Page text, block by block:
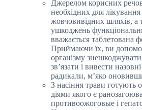
Джерелом корисних
необхідних для лікування
жовчовивідних шляхів, а
ушкоджень
вважається таблетована
Приймаючи їх, ви
організму
зв’язати і вивести назовні
радикали, м’яко
З насіння трави готують
діями якого є
противоожоговые і